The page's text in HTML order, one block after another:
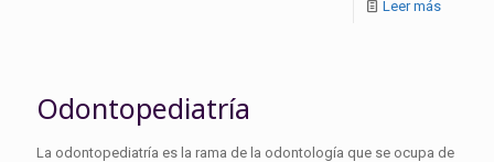
Leer más
Odontopediatría
La odontopediatría es la rama de la odontología que se ocupa de